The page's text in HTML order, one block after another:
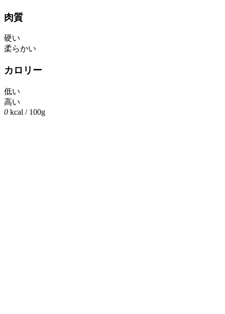
肉質
硬い
柔らかい
カロリー
低い
高い
0 kcal / 100g